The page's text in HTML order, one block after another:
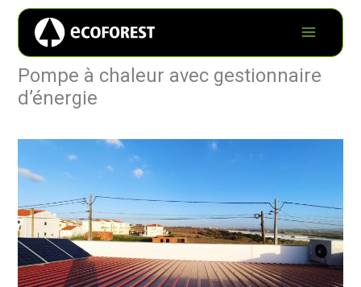
Pompe à chaleur avec gestionnaire
d’énergie